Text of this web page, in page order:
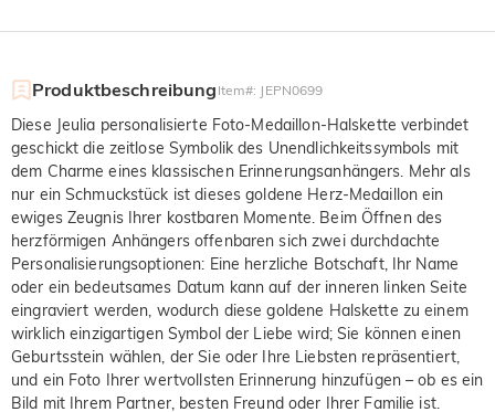
Produktbeschreibung Item#: JEPN0699
Diese Jeulia personalisierte Foto-Medaillon-Halskette verbindet
geschickt die zeitlose Symbolik des Unendlichkeitssymbols mit
dem Charme eines klassischen Erinnerungsanhängers. Mehr als
nur ein Schmuckstück ist dieses goldene Herz-Medaillon ein
ewiges Zeugnis Ihrer kostbaren Momente. Beim Öffnen des
herzförmigen Anhängers offenbaren sich zwei durchdachte
Personalisierungsoptionen: Eine herzliche Botschaft, Ihr Name
oder ein bedeutsames Datum kann auf der inneren linken Seite
eingraviert werden, wodurch diese goldene Halskette zu einem
wirklich einzigartigen Symbol der Liebe wird; Sie können einen
Geburtsstein wählen, der Sie oder Ihre Liebsten repräsentiert,
und ein Foto Ihrer wertvollsten Erinnerung hinzufügen – ob es ein
Bild mit Ihrem Partner, besten Freund oder Ihrer Familie ist.